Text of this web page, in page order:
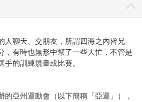
人聊天、交朋友，所謂四海之內皆兄
，有時也無形中幫了一些大忙，不管是
的訓練規畫或比賽。
的亞州運動會（以下簡稱「亞運」），